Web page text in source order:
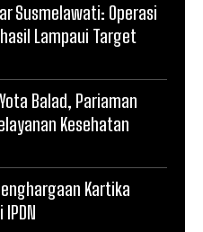
Susmelawati: Operasi
Lampaui Target
Balad, Pariaman
Kesehatan
Kartika